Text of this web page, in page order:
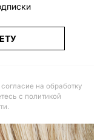
согласие на обработку
с политикой
.